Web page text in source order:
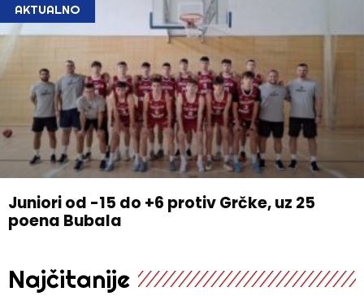
AKTUALNO
Juniori od -15 do +6 protiv Grčke, uz 25
poena Bubala
Najčitanije